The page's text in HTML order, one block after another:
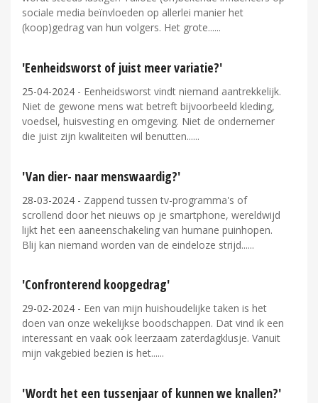
sociale media beïnvloeden op allerlei manier het
(koop)gedrag van hun volgers. Het grote...
'Eenheidsworst of juist meer variatie?'
25-04-2024 - Eenheidsworst vindt niemand aantrekkelijk.
Niet de gewone mens wat betreft bijvoorbeeld kleding,
voedsel, huisvesting en omgeving. Niet de ondernemer
die juist zijn kwaliteiten wil benutten...
'Van dier- naar menswaardig?'
28-03-2024 - Zappend tussen tv-programma's of
scrollend door het nieuws op je smartphone, wereldwijd
lijkt het een aaneenschakeling van humane puinhopen.
Blij kan niemand worden van de eindeloze strijd...
'Confronterend koopgedrag'
29-02-2024 - Een van mijn huishoudelijke taken is het
doen van onze wekelijkse boodschappen. Dat vind ik een
interessant en vaak ook leerzaam zaterdagklusje. Vanuit
mijn vakgebied bezien is het...
'Wordt het een tussenjaar of kunnen we knallen?'